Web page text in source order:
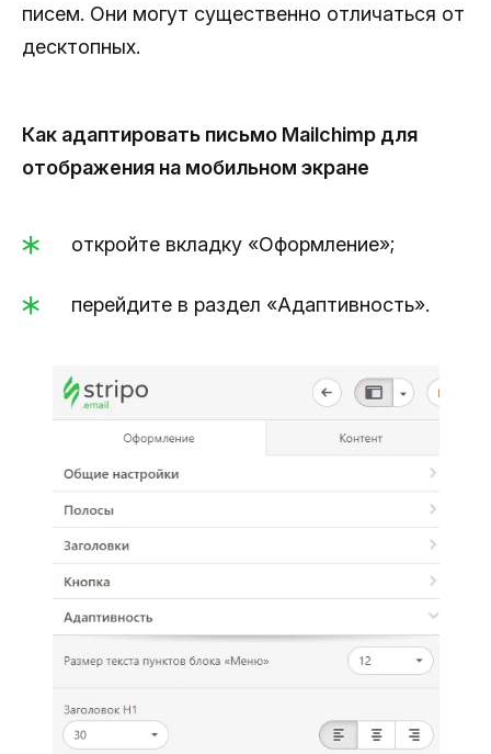
писем. Они могут существенно отличаться от
десктопных.
Как адаптировать письмо Mailchimp для
отображения на мобильном экране
откройте вкладку «Оформление»;
перейдите в раздел «Адаптивность».